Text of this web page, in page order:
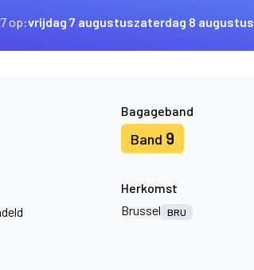
op:vrijdag 7 augustuszaterdag 8 augustus
Bagageband
Band 9
Herkomst
Brussel
BRU